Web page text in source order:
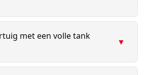
met een volle tank
▼